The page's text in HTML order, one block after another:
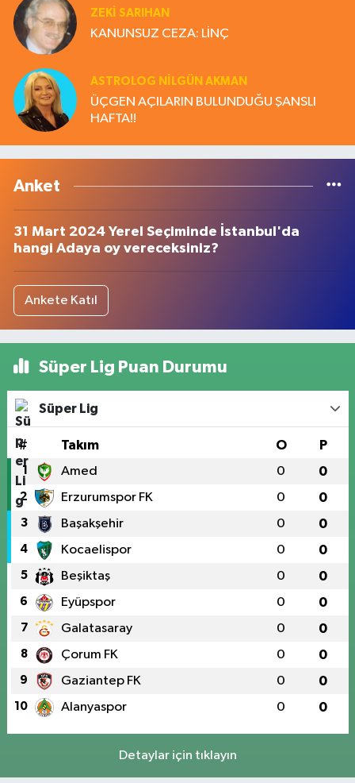
ZEKI SARIHAN
KANUNSUZ CEZA: LİNÇ
ASTROLOG NILGÜN AKMAN
ÜÇGEN AÇILARIN BULUNDUĞU ŞANSLI
HAFTA!!
Anket
31 Mart 2024 Yerel Seçiminde İstanbul'da
hangi Adaya oy vereceksiniz?
Ankete Katıl
Süper Lig Puan Durumu
Süper Lig
# Takım O P
1 Amed 0 0
2 Erzurumspor FK 0 0
3 Başakşehir 0 0
4 Kocaelispor 0 0
5 Beşiktaş 0 0
6 Eyüpspor 0 0
7 Galatasaray 0 0
8 Çorum FK 0 0
9 Gaziantep FK 0 0
10 Alanyaspor 0 0
Detaylar için tıklayın